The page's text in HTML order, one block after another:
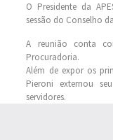
O Presidente da
sessão do Conselho
A reunião conta
Procuradoria.
Além de expor os
Pieroni externou
servidores.